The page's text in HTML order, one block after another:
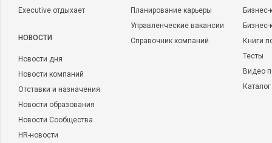
Executive отдыхает
НОВОСТИ
Новости дня
Новости компаний
Отставки и назначения
Новости образования
Новости Сообщества
HR-новости
Планирование карьеры
Управленческие вакансии
Справочник компаний
Бизнес-
Книги
Тесты
Видео